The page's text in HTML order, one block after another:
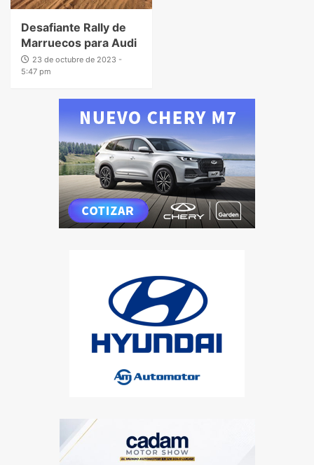
Desafiante Rally de
Marruecos para Audi
23 de octubre de 2023 -
5:47 pm